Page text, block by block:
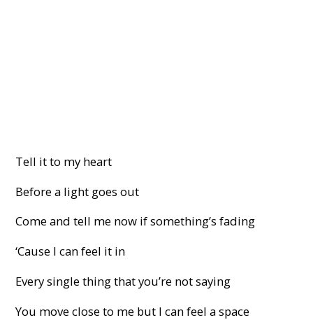
Tell it to my heart
Before a light goes out
Come and tell me now if something’s fading
‘Cause I can feel it in
Every single thing that you’re not saying
You move close to me but I can feel a space